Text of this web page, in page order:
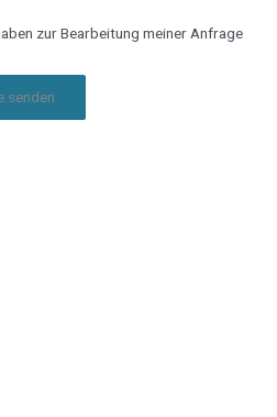
zur Bearbeitung meiner Anfrage
senden